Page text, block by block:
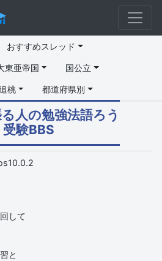
おすすめスレッド
東亜帝国 国公立
桃 都道府県別
人の勉強法語ろう
受験BBS
して
と